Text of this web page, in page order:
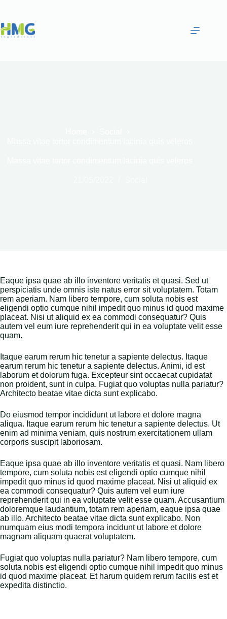
Eaque ipsa quae ab illo inventore veritatis et quasi. Sed ut
perspiciatis unde omnis iste natus error sit voluptatem. Totam
rem aperiam. Nam libero tempore, cum soluta nobis est
eligendi optio cumque nihil impedit quo minus id quod maxime
placeat. Nisi ut aliquid ex ea commodi consequatur? Quis
autem vel eum iure reprehenderit qui in ea voluptate velit esse
quam.
Itaque earum rerum hic tenetur a sapiente delectus. Itaque
earum rerum hic tenetur a sapiente delectus. Animi, id est
laborum et dolorum fuga. Excepteur sint occaecat cupidatat
non proident, sunt in culpa. Fugiat quo voluptas nulla pariatur?
Architecto beatae vitae dicta sunt explicabo.
Do eiusmod tempor incididunt ut labore et dolore magna
aliqua. Itaque earum rerum hic tenetur a sapiente delectus. Ut
enim ad minima veniam, quis nostrum exercitationem ullam
corporis suscipit laboriosam.
Eaque ipsa quae ab illo inventore veritatis et quasi. Nam libero
tempore, cum soluta nobis est eligendi optio cumque nihil
impedit quo minus id quod maxime placeat. Nisi ut aliquid ex
ea commodi consequatur? Quis autem vel eum iure
reprehenderit qui in ea voluptate velit esse quam. Accusantium
doloremque laudantium, totam rem aperiam, eaque ipsa quae
ab illo. Architecto beatae vitae dicta sunt explicabo. Non
numquam eius modi tempora incidunt ut labore et dolore
magnam aliquam quaerat voluptatem.
Fugiat quo voluptas nulla pariatur? Nam libero tempore, cum
soluta nobis est eligendi optio cumque nihil impedit quo minus
id quod maxime placeat. Et harum quidem rerum facilis est et
expedita distinctio.